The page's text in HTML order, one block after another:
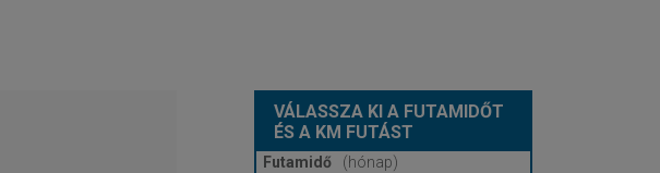
VÁLASSZA KI A FUTAMIDŐT
ÉS A KM FUTÁST
Futamidő
(hónap)